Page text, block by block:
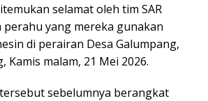
selamat oleh tim SAR
yang mereka gunakan
di perairan Desa Galumpang,
Kamis malam, 21 Mei 2026.
sebelumnya berangkat